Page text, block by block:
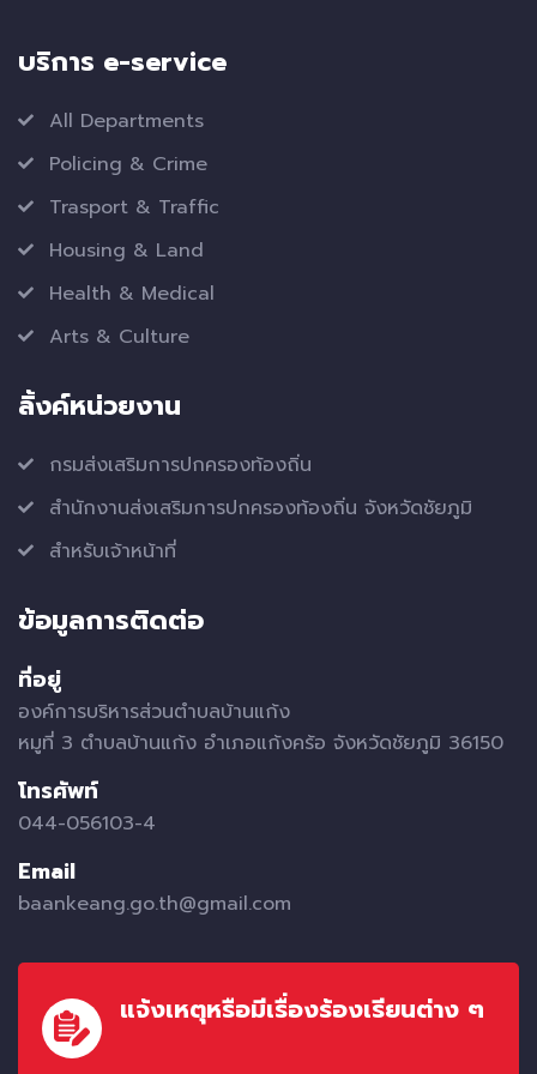
บริการ e-service
All Departments
Policing & Crime
Trasport & Traffic
Housing & Land
Health & Medical
Arts & Culture
ลิ้งค์หน่วยงาน
กรมส่งเสริมการปกครองท้องถิ่น
สำนักงานส่งเสริมการปกครองท้องถิ่น จังหวัดชัยภูมิ
สำหรับเจ้าหน้าที่
ข้อมูลการติดต่อ
ที่อยู่
องค์การบริหารส่วนตำบลบ้านแก้ง
หมูที่ 3 ตำบลบ้านแก้ง อำเภอแก้งคร้อ จังหวัดชัยภูมิ 36150
โทรศัพท์
044-056103-4
Email
baankeang.go.th@gmail.com
แจ้งเหตุหรือมีเรื่องร้องเรียนต่าง ๆ